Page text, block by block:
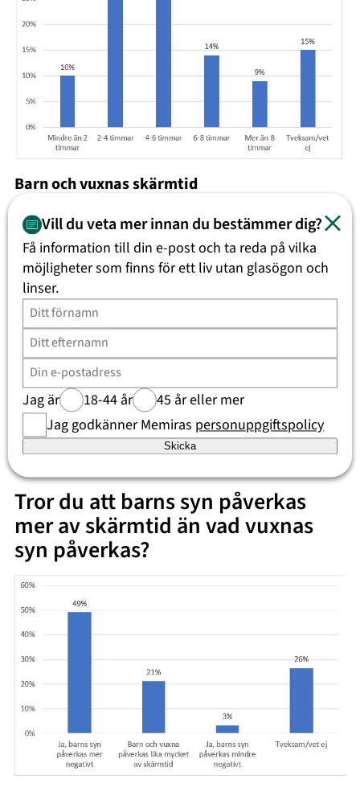
Barn och vuxnas skärmtid
Det finns indikationer att barn inte skall spendera mer
än 2 timmar framför en skärm/dag för att undvika
påverkan på synen, men siffran för vuxna är något
oklart.
Det finns studier som visar att det blå ljuset från
skärmen påverkar produktionen av sömnhormonet
melatonin, vilket kan påverka vårt sömnmönster. Det
finns också de som säger att det blå ljuset skadar vår
näthinna, men det finns inte några kliniska bevis för
detta, så den informationen får vi använda med
försiktighet.
Tror du att barns syn påverkas
mer av skärmtid än vad vuxnas
syn påverkas?
Vill du veta mer innan du bestämmer dig?
Få information till din e-post och ta reda på vilka
möjligheter som finns för ett liv utan glasögon och
linser.
Jag är 18-44 år
45 år eller mer
Jag godkänner Memiras personuppgiftspolicy
Skicka